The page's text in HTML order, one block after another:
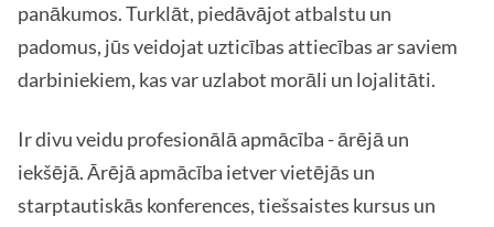
panākumos. Turklāt, piedāvājot atbalstu un
padomus, jūs veidojat uzticības attiecības ar saviem
darbiniekiem, kas var uzlabot morāli un lojalitāti.
Ir divu veidu profesionālā apmācība - ārējā un
iekšējā. Ārējā apmācība ietver vietējās un
starptautiskās konferences, tiešsaistes kursus un